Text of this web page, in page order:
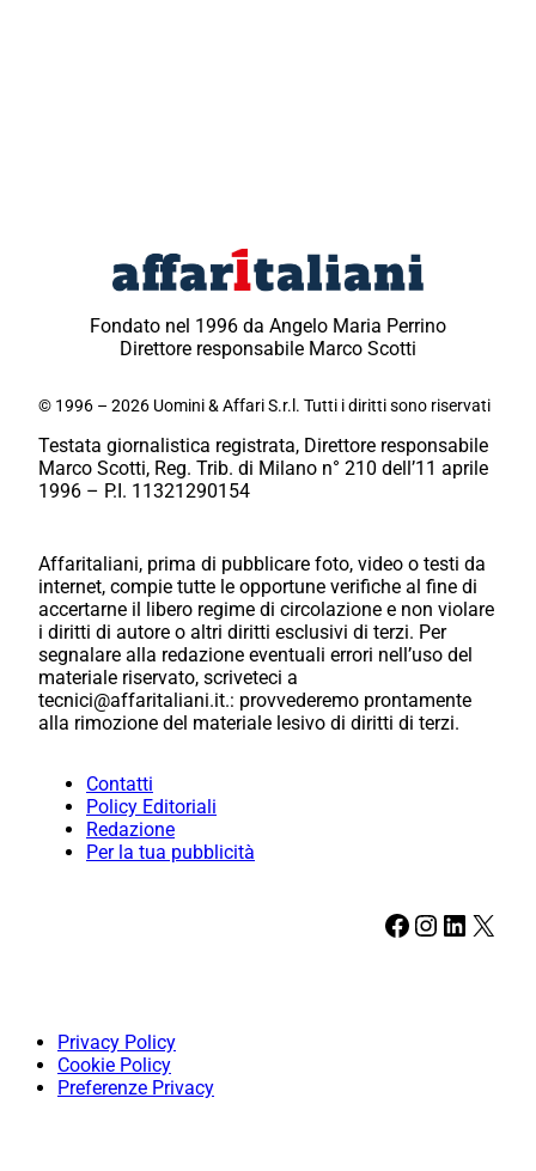
Fondato nel 1996 da Angelo Maria Perrino
Direttore responsabile Marco Scotti
© 1996 – 2026 Uomini & Affari S.r.l. Tutti i diritti sono riservati
Testata giornalistica registrata, Direttore responsabile
Marco Scotti, Reg. Trib. di Milano n° 210 dell’11 aprile
1996 – P.I. 11321290154
Affaritaliani, prima di pubblicare foto, video o testi da
internet, compie tutte le opportune verifiche al fine di
accertarne il libero regime di circolazione e non violare
i diritti di autore o altri diritti esclusivi di terzi. Per
segnalare alla redazione eventuali errori nell’uso del
materiale riservato, scriveteci a
tecnici@affaritaliani.it.: provvederemo prontamente
alla rimozione del materiale lesivo di diritti di terzi.
Contatti
Policy Editoriali
Redazione
Per la tua pubblicità
Facebook Instagram LinkedIn X
Privacy Policy
Cookie Policy
Preferenze Privacy